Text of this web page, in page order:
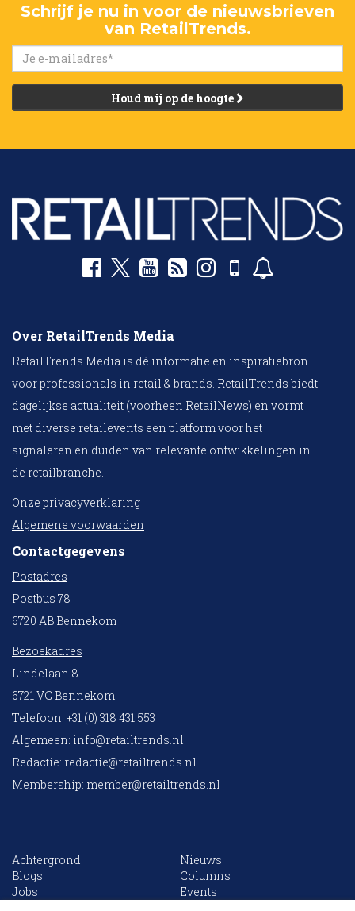
Schrijf je nu in voor de nieuwsbrieven
van RetailTrends.
Houd mij op de hoogte
Over RetailTrends Media
RetailTrends Media is dé informatie en inspiratiebron
voor professionals in retail & brands. RetailTrends biedt
dagelijkse actualiteit (voorheen RetailNews) en vormt
met diverse retailevents een platform voor het
signaleren en duiden van relevante ontwikkelingen in
de retailbranche.
Onze privacyverklaring
Algemene voorwaarden
Contactgegevens
Postadres
Postbus 78
6720 AB Bennekom
Bezoekadres
Lindelaan 8
6721 VC Bennekom
Telefoon: +31 (0) 318 431 553
Algemeen: info@retailtrends.nl
Redactie: redactie@retailtrends.nl
Membership: member@retailtrends.nl
Achtergrond
Nieuws
Blogs
Columns
Jobs
Events
10 collega’s